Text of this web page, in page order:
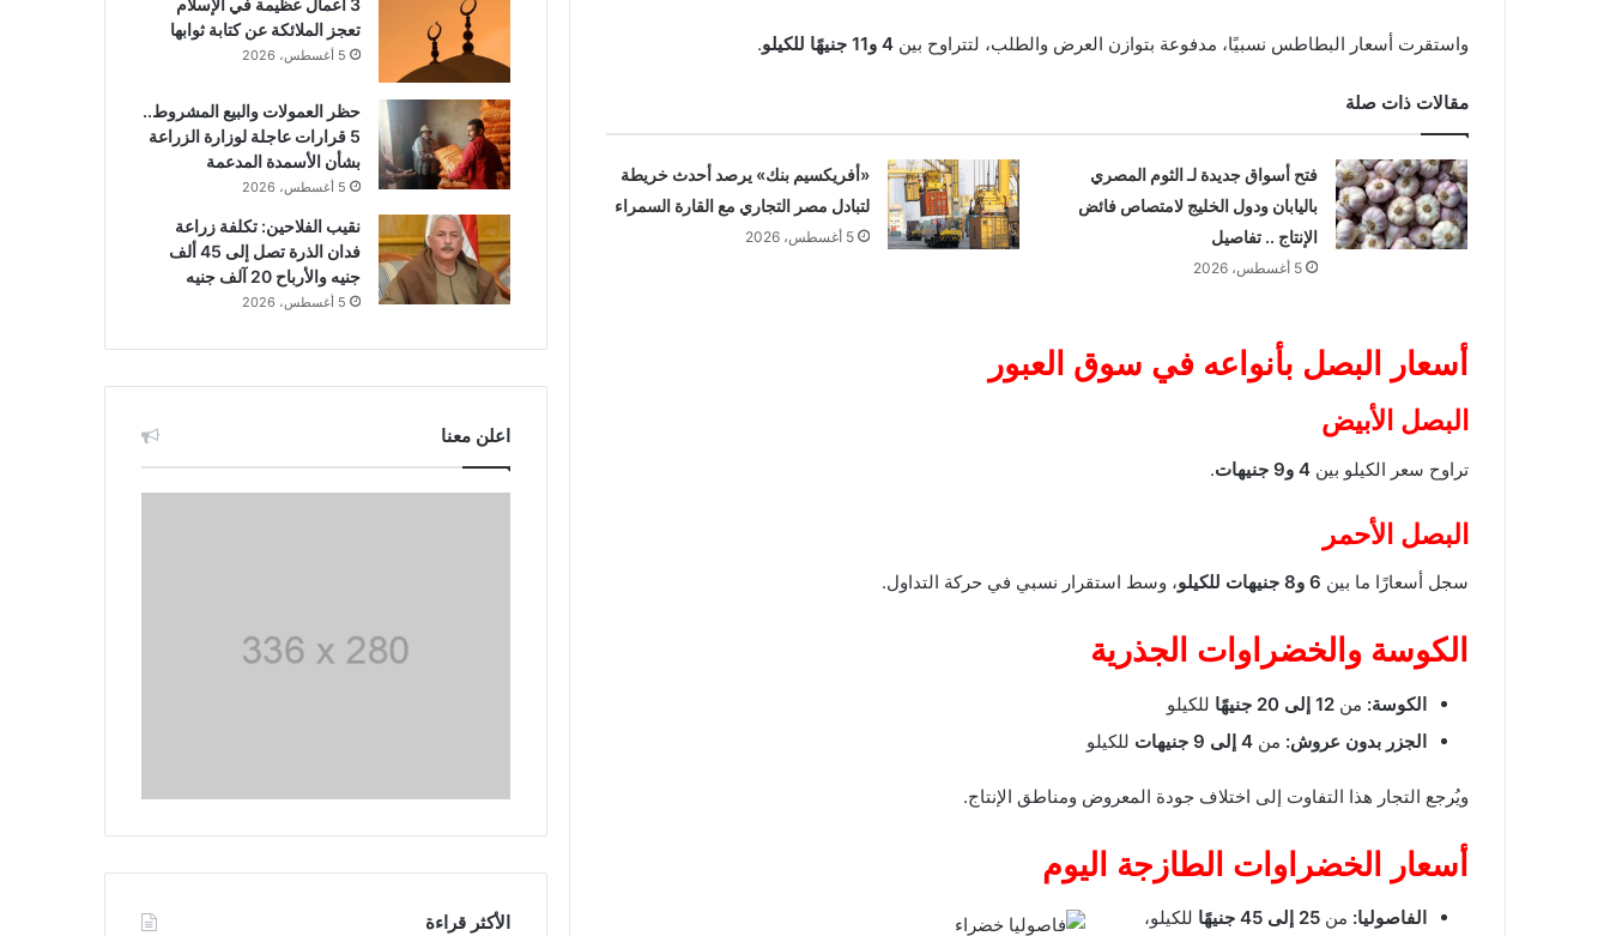
واستقرت أسعار البطاطس نسبيًا، مدفوعة بتوازن العرض والطلب، لتتراوح بين 4 و11 جنيهًا للكيلو .
مقالات ذات صلة
فتح أسواق جديدة لـ الثوم المصري
باليابان ودول الخليج لامتصاص فائض
الإنتاج .. تفاصيل
5 أغسطس، 2026
«أفريكسيم بنك» يرصد أحدث خريطة
لتبادل مصر التجاري مع القارة السمراء
5 أغسطس، 2026
أسعار البصل بأنواعه في سوق العبور
البصل الأبيض
تراوح سعر الكيلو بين 4 و9 جنيهات .
البصل الأحمر
سجل أسعارًا ما بين 6 و8 جنيهات للكيلو ، وسط استقرار نسبي في حركة التداول.
الكوسة والخضراوات الجذرية
الكوسة: من 12 إلى 20 جنيهًا
للكيلو
الجزر بدون عروش: من 4 إلى 9 جنيهات للكيلو
ويُرجع التجار هذا التفاوت إلى اختلاف جودة المعروض ومناطق الإنتاج.
أسعار الخضراوات الطازجة اليوم
الفاصوليا: من 25 إلى 45 جنيهًا
للكيلو،
تعجز الملائكة عن كتابة ثوابها
5 أغسطس، 2026
حظر العمولات والبيع المشروط..
5 قرارات عاجلة لوزارة الزراعة
بشأن الأسمدة المدعمة
5 أغسطس، 2026
نقيب الفلاحين: تكلفة زراعة
فدان الذرة تصل إلى 45 ألف
جنيه والأرباح 20 آلف جنيه
5 أغسطس، 2026
اعلن معنا
الأكثر قراءة